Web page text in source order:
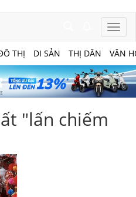
THỊ DI SẢN THỊ DÂN VĂN
"lấn chiếm